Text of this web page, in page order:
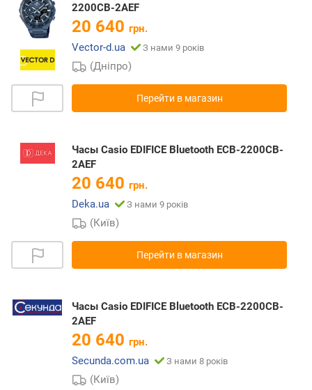
2200CB-2AEF
20 640 грн.
Vector-d.ua
З нами 9 років
(Дніпро)
Перейти в магазин
Часы Casio EDIFICE Bluetooth ECB-2200CB-
2AEF
20 640 грн.
Deka.ua
З нами 9 років
(Київ)
Перейти в магазин
Часы Casio EDIFICE Bluetooth ECB-2200CB-
2AEF
20 640 грн.
Secunda.com.ua
З нами 8 років
(Київ)